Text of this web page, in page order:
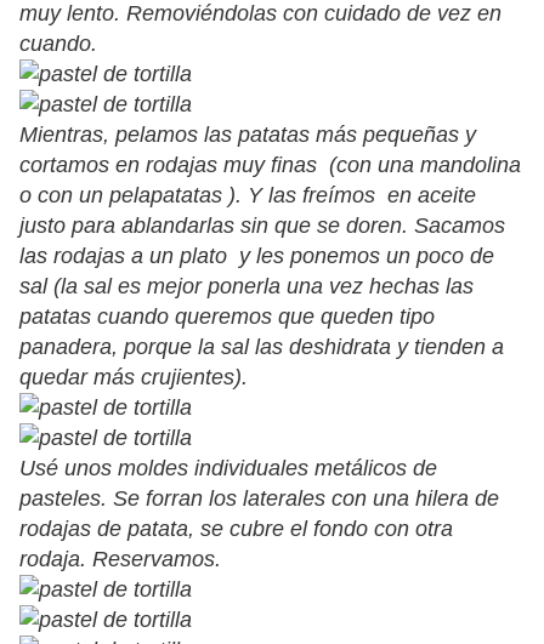
muy lento. Removiéndolas con cuidado de vez en
cuando.
Mientras, pelamos las patatas más pequeñas y
cortamos en rodajas muy finas (con una mandolina
o con un pelapatatas ). Y las freímos en aceite
justo para ablandarlas sin que se doren. Sacamos
las rodajas a un plato y les ponemos un poco de
sal (la sal es mejor ponerla una vez hechas las
patatas cuando queremos que queden tipo
panadera, porque la sal las deshidrata y tienden a
quedar más crujientes).
Usé unos moldes individuales metálicos de
pasteles. Se forran los laterales con una hilera de
rodajas de patata, se cubre el fondo con otra
rodaja. Reservamos.